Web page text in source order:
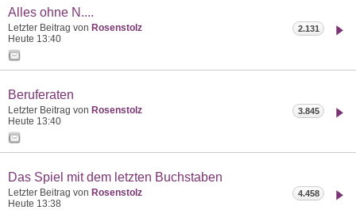
Alles ohne N....
Letzter Beitrag von Rosenstolz
Heute 13:40
2.131
Beruferaten
Letzter Beitrag von Rosenstolz
Heute 13:40
3.845
Das Spiel mit dem letzten Buchstaben
Letzter Beitrag von Rosenstolz
Heute 13:38
4.458